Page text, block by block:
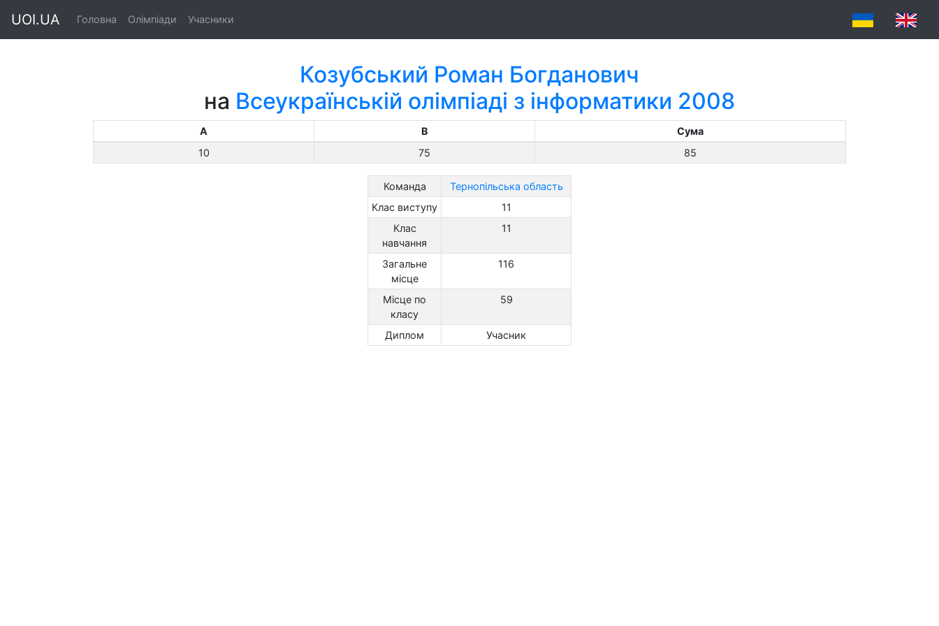
UOI.UA Головна Олімпіади Учасники
Козубський Роман Богданович
на Всеукраїнській олімпіаді з інформатики 2008
A B
Сума
10
75 85
Команда
Тернопільська область
Клас виступу
11
Клас
навчання
11
Загальне
місце
116
Місце по
класу
59
Диплом Учасник